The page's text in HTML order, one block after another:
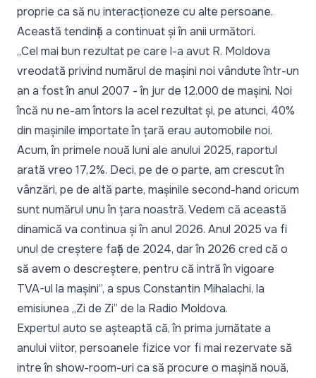
proprie ca să nu interacționeze cu alte persoane.
Această tendință a continuat și în anii următori.
„Cel mai bun rezultat pe care l-a avut R. Moldova
vreodată privind numărul de mașini noi vândute într-un
an a fost în anul 2007 - în jur de 12.000 de mașini. Noi
încă nu ne-am întors la acel rezultat și, pe atunci, 40%
din mașinile importate în țară erau automobile noi.
Acum, în primele nouă luni ale anului 2025, raportul
arată vreo 17,2%. Deci, pe de o parte, am crescut în
vânzări, pe de altă parte, mașinile second-hand oricum
sunt numărul unu în țara noastră. Vedem că această
dinamică va continua și în anul 2026. Anul 2025 va fi
unul de creștere față de 2024, dar în 2026 cred că o
să avem o descreștere, pentru că intră în vigoare
TVA-ul la mașini”, a spus Constantin Mihalachi, la
emisiunea „Zi de Zi” de la Radio Moldova.
Expertul auto se așteaptă că, în prima jumătate a
anului viitor, persoanele fizice vor fi mai rezervate să
intre în show-room-uri ca să procure o mașină nouă,